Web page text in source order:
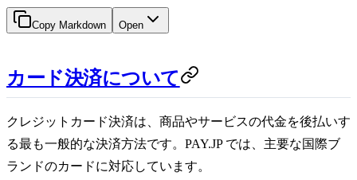
Copy Markdown Open
カード決済について
クレジットカード決済は、商品やサービスの代金を後払いす
る最も一般的な決済方法です。PAY.JP では、主要な国際ブ
ランドのカードに対応しています。